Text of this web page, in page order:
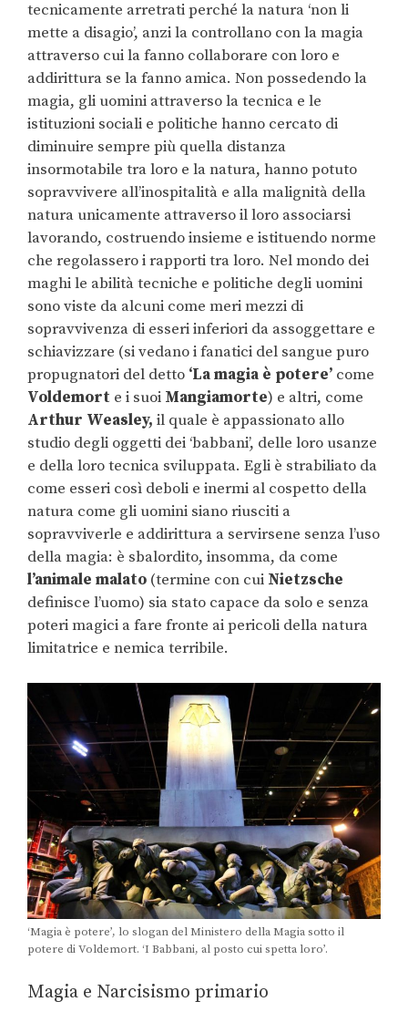
tecnicamente arretrati perché la natura ‘non li
mette a disagio’, anzi la controllano con la magia
attraverso cui la fanno collaborare con loro e
addirittura se la fanno amica. Non possedendo la
magia, gli uomini attraverso la tecnica e le
istituzioni sociali e politiche hanno cercato di
diminuire sempre più quella distanza
insormotabile tra loro e la natura, hanno potuto
sopravvivere all’inospitalità e alla malignità della
natura unicamente attraverso il loro associarsi
lavorando, costruendo insieme e istituendo norme
che regolassero i rapporti tra loro. Nel mondo dei
maghi le abilità tecniche e politiche degli uomini
sono viste da alcuni come meri mezzi di
sopravvivenza di esseri inferiori da assoggettare e
schiavizzare (si vedano i fanatici del sangue puro
propugnatori del detto ‘La magia è potere’ come
Voldemort e i suoi Mangiamorte) e altri, come
Arthur Weasley, il quale è appassionato allo
studio degli oggetti dei ‘babbani’, delle loro usanze
e della loro tecnica sviluppata. Egli è strabiliato da
come esseri così deboli e inermi al cospetto della
natura come gli uomini siano riusciti a
sopravviverle e addirittura a servirsene senza l’uso
della magia: è sbalordito, insomma, da come
l’animale malato (termine con cui Nietzsche
definisce l’uomo) sia stato capace da solo e senza
poteri magici a fare fronte ai pericoli della natura
limitatrice e nemica terribile.
‘Magia è potere’, lo slogan del Ministero della Magia sotto il
potere di Voldemort. ‘I Babbani, al posto cui spetta loro’.
Magia e Narcisismo primario